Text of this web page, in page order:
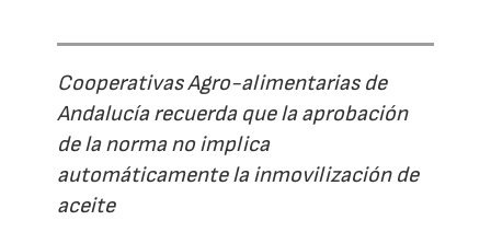
Cooperativas Agro-alimentarias de
Andalucía recuerda que la aprobación
de la norma no implica
automáticamente la inmovilización de
aceite